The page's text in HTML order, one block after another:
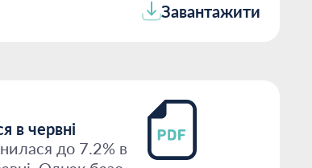
Завантажити
в червні
до 7.2% в